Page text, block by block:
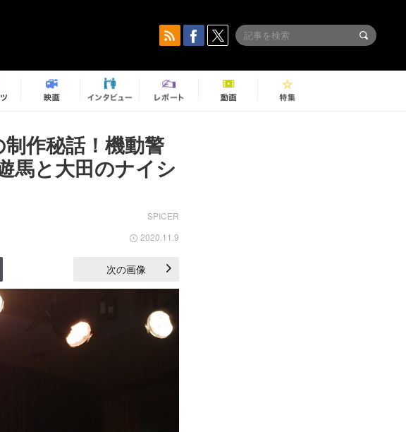
作秘話！機動警
馬と大田のナイシ
SPICER
2020.11.9
次の画像